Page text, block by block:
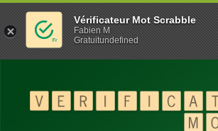
Vérificateur Mot Scrabble
Fabien M
Gratuitundefined